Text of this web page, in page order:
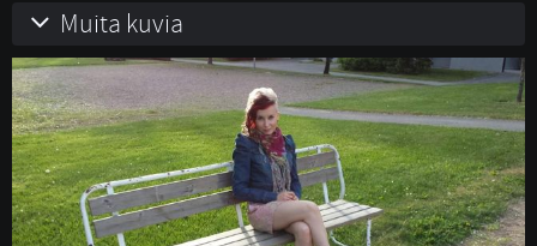
Muita kuvia